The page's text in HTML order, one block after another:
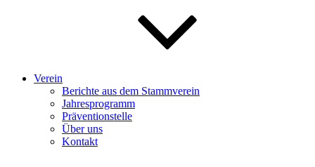
Verein
Berichte aus dem Stammverein
Jahresprogramm
Präventionstelle
Über uns
Kontakt